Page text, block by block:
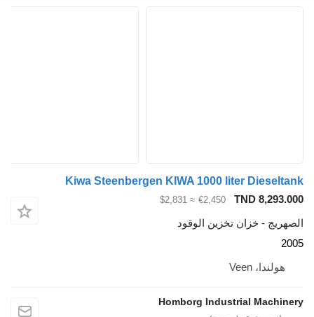
Kiwa Steenbergen KIWA 1000 liter
TND
€2,450
≈ $2,831
تخزين الوقود
Homborg Industrial